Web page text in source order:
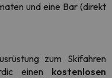
und eine Bar (direkt
zum Skifahren
einen kostenlosen